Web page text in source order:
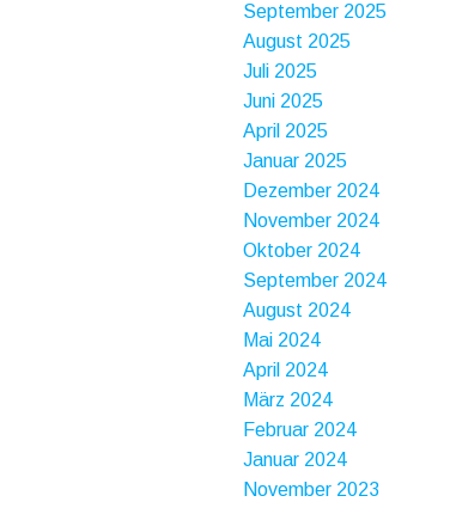
September 2025
August 2025
Juli 2025
Juni 2025
April 2025
Januar 2025
Dezember 2024
November 2024
Oktober 2024
September 2024
August 2024
Mai 2024
April 2024
März 2024
Februar 2024
Januar 2024
November 2023